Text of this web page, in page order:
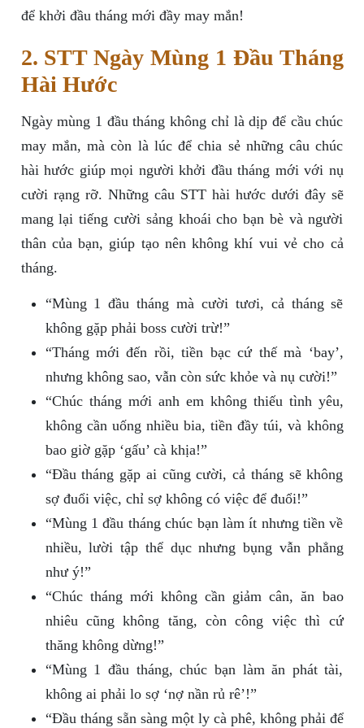
để khởi đầu tháng mới đầy may mắn!
2. STT Ngày Mùng 1 Đầu Tháng
Hài Hước
Ngày mùng 1 đầu tháng không chỉ là dịp để cầu chúc
may mắn, mà còn là lúc để chia sẻ những câu chúc
hài hước giúp mọi người khởi đầu tháng mới với nụ
cười rạng rỡ. Những câu STT hài hước dưới đây sẽ
mang lại tiếng cười sảng khoái cho bạn bè và người
thân của bạn, giúp tạo nên không khí vui vẻ cho cả
tháng.
“Mùng 1 đầu tháng mà cười tươi, cả tháng sẽ
không gặp phải boss cười trừ!”
“Tháng mới đến rồi, tiền bạc cứ thế mà ‘bay’,
nhưng không sao, vẫn còn sức khỏe và nụ cười!”
“Chúc tháng mới anh em không thiếu tình yêu,
không cần uống nhiều bia, tiền đầy túi, và không
bao giờ gặp ‘gấu’ cà khịa!”
“Đầu tháng gặp ai cũng cười, cả tháng sẽ không
sợ đuổi việc, chỉ sợ không có việc để đuổi!”
“Mùng 1 đầu tháng chúc bạn làm ít nhưng tiền về
nhiều, lười tập thể dục nhưng bụng vẫn phẳng
như ý!”
“Chúc tháng mới không cần giảm cân, ăn bao
nhiêu cũng không tăng, còn công việc thì cứ
thăng không dừng!”
“Mùng 1 đầu tháng, chúc bạn làm ăn phát tài,
không ai phải lo sợ ‘nợ nần rủ rê’!”
“Đầu tháng sẵn sàng một ly cà phê, không phải để